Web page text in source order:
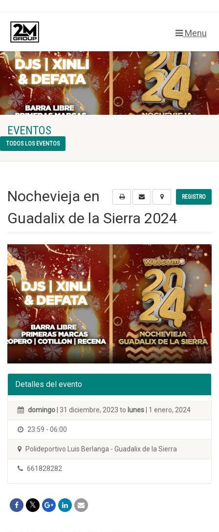
Menu
EVENTOS
TODOS LOS EVENTOS
REGISTRO
Nochevieja en
Guadalix de la Sierra 2024
Detalles del evento
domingo | 31 diciembre, 2023 to lunes | 1 enero, 2024
23:59 - 06:00
Polideportivo Luis Berlanga - Guadalix de la Sierra
661828282